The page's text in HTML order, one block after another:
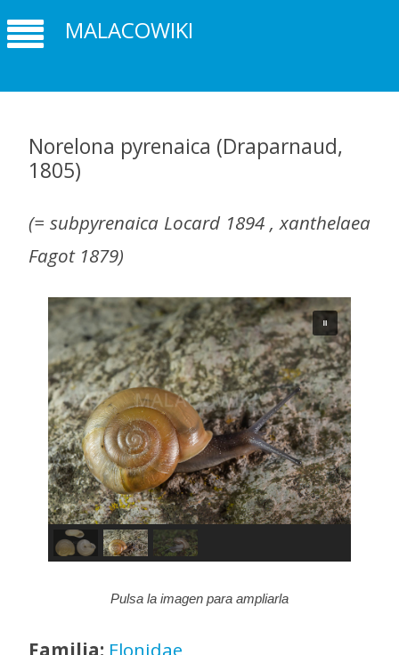
MALACOWIKI
Norelona pyrenaica (Draparnaud,
1805)
(= subpyrenaica Locard 1894 , xanthelaea
Fagot 1879)
Pulsa la imagen para ampliarla
Familia: Elonidae